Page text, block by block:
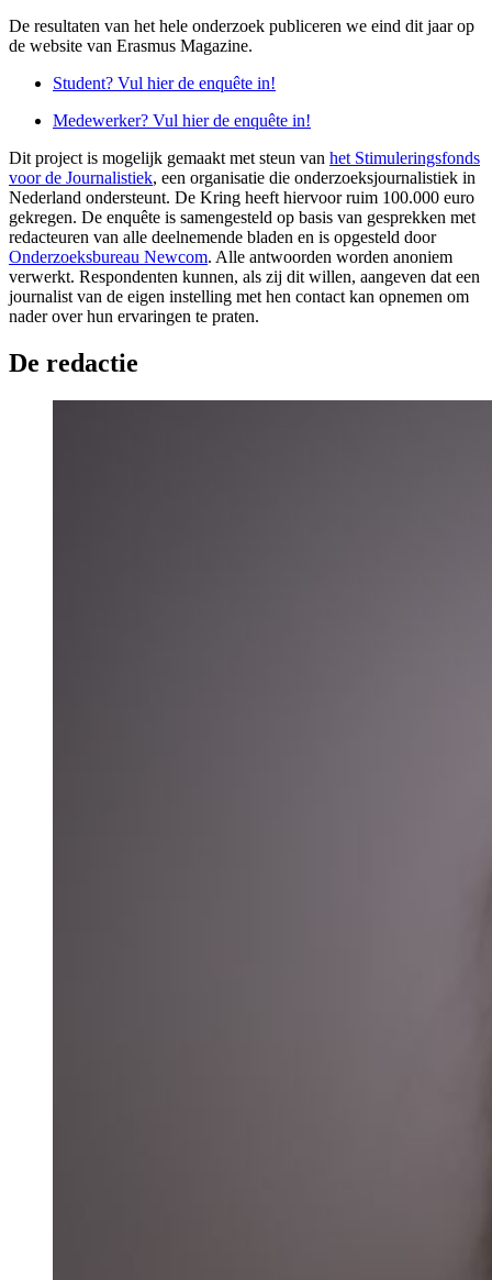
De resultaten van het hele onderzoek publiceren we eind dit jaar op
de website van Erasmus Magazine.
Student? Vul hier de enquête in!
Medewerker? Vul hier de enquête in!
Dit project is mogelijk gemaakt met steun van het Stimuleringsfonds
voor de Journalistiek, een organisatie die onderzoeksjournalistiek in
Nederland ondersteunt. De Kring heeft hiervoor ruim 100.000 euro
gekregen. De enquête is samengesteld op basis van gesprekken met
redacteuren van alle deelnemende bladen en is opgesteld door
Onderzoeksbureau Newcom. Alle antwoorden worden anoniem
verwerkt. Respondenten kunnen, als zij dit willen, aangeven dat een
journalist van de eigen instelling met hen contact kan opnemen om
nader over hun ervaringen te praten.
De redactie